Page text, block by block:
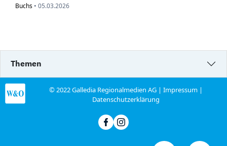
Buchs • 05.03.2026
Themen
© 2022 Galledia Regionalmedien AG |Impressum |
Datenschutzerklärung